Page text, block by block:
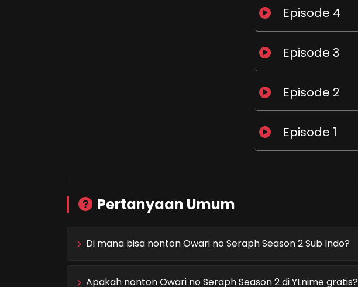
Episode 4
Episode 3
Episode 2
Episode 1
Pertanyaan Umum
Di mana bisa nonton Owari no Seraph Season 2 Sub Indo?
Apakah nonton Owari no Seraph Season 2 di YLnime gratis?